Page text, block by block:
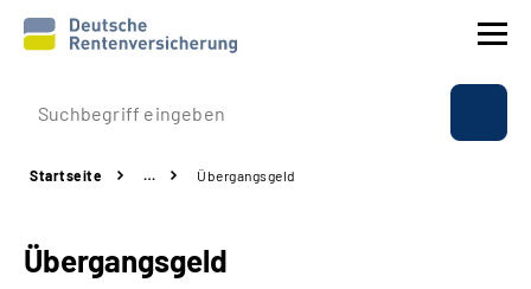
Prävention
Rente
Startseite … Übergangsgeld
Übergangsgeld